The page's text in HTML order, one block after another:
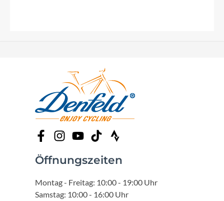
Öffnungszeiten
Montag - Freitag: 10:00 - 19:00 Uhr
Samstag: 10:00 - 16:00 Uhr